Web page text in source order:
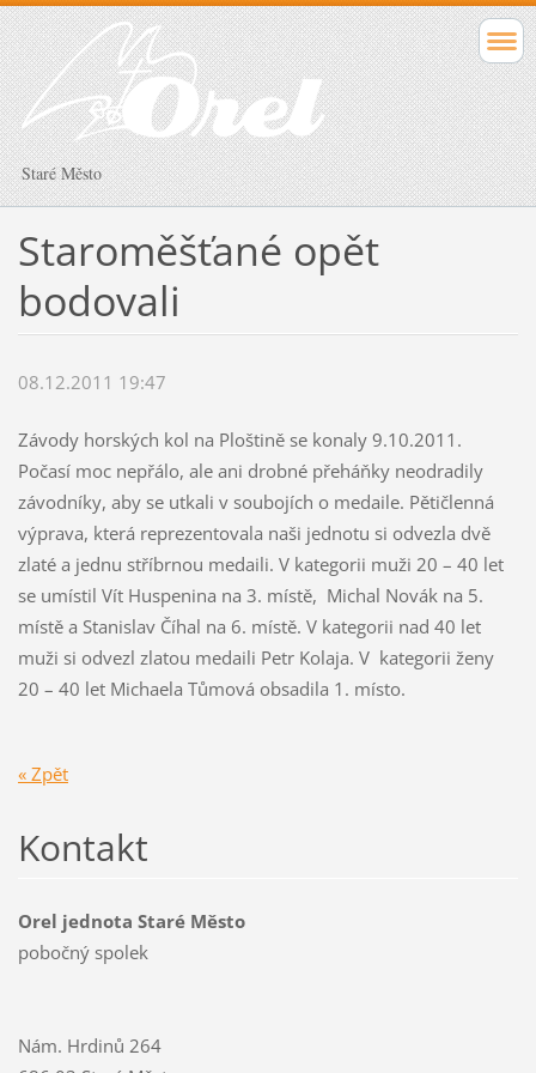
Staré Město
Staroměšťané opět
bodovali
08.12.2011 19:47
Závody horských kol na Ploštině se konaly 9.10.2011.
Počasí moc nepřálo, ale ani drobné přeháňky neodradily
závodníky, aby se utkali v soubojích o medaile. Pětičlenná
výprava, která reprezentovala naši jednotu si odvezla dvě
zlaté a jednu stříbrnou medaili. V kategorii muži 20 – 40 let
se umístil Vít Huspenina na 3. místě, Michal Novák na 5.
místě a Stanislav Číhal na 6. místě. V kategorii nad 40 let
muži si odvezl zlatou medaili Petr Kolaja. V kategorii ženy
20 – 40 let Michaela Tůmová obsadila 1. místo.
« Zpět
Kontakt
Orel jednota Staré Město
pobočný spolek
Nám. Hrdinů 264